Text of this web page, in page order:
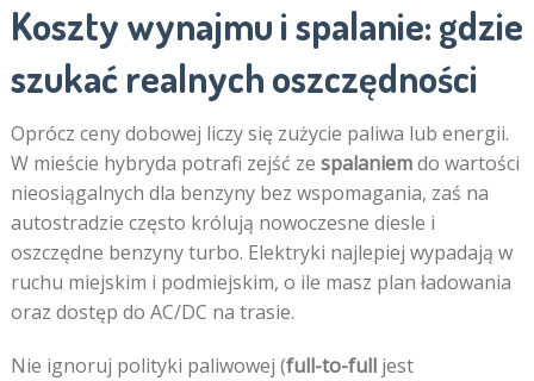
Koszty wynajmu i spalanie: gdzie
szukać realnych oszczędności
Oprócz ceny dobowej liczy się zużycie paliwa lub energii.
W mieście hybryda potrafi zejść ze spalaniemdo wartości
nieosiągalnych dla benzyny bez wspomagania, zaś na
autostradzie często królują nowoczesne diesle i
oszczędne benzyny turbo. Elektryki najlepiej wypadają w
ruchu miejskim i podmiejskim, o ile masz plan ładowania
oraz dostęp do AC/DC na trasie.
Nie ignoruj polityki paliwowej (full-to-fulljest